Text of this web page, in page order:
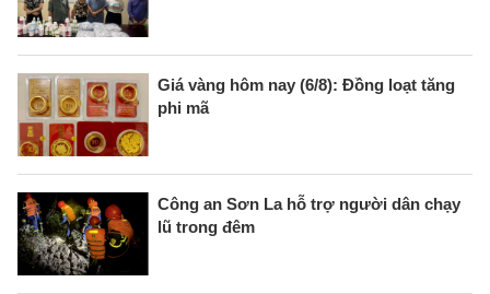
Giá vàng hôm nay (6/8): Đồng loạt tăng
phi mã
Công an Sơn La hỗ trợ người dân chạy
lũ trong đêm